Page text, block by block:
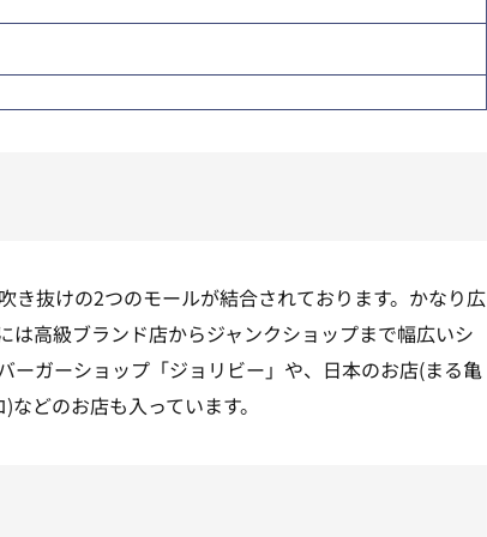
き抜けの2つのモールが結合されております。かなり広
は高級ブランド店からジャンクショップまで幅広いシ
ーガーショップ「ジョリビー」や、日本のお店(まる亀
どのお店も入っています。